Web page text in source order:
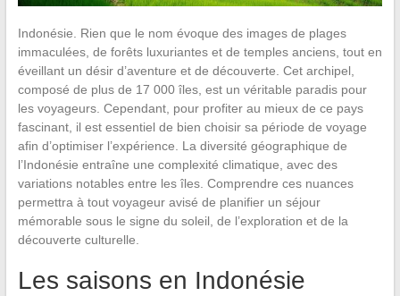
Indonésie. Rien que le nom évoque des images de plages
immaculées, de forêts luxuriantes et de temples anciens, tout en
éveillant un désir d’aventure et de découverte. Cet archipel,
composé de plus de 17 000 îles, est un véritable paradis pour
les voyageurs. Cependant, pour profiter au mieux de ce pays
fascinant, il est essentiel de bien choisir sa période de voyage
afin d’optimiser l’expérience. La diversité géographique de
l’Indonésie entraîne une complexité climatique, avec des
variations notables entre les îles. Comprendre ces nuances
permettra à tout voyageur avisé de planifier un séjour
mémorable sous le signe du soleil, de l’exploration et de la
découverte culturelle.
Les saisons en Indonésie